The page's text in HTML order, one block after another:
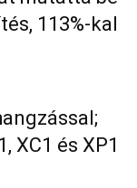
113%-kal
XC1 és XP1